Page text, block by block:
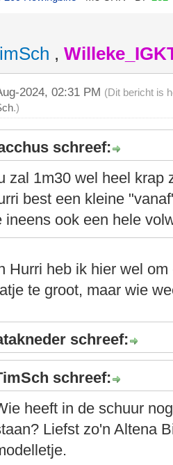
,
2024, 02:31 PM (Dit bericht is
.)
schreef:
zal 1m30 wel heel krap
best een kleine
ineens ook een hele
Hurri heb ik hier wel
te groot, maar wie
schreef:
schreef:
heeft in de schuur
Liefst zo'n Altena